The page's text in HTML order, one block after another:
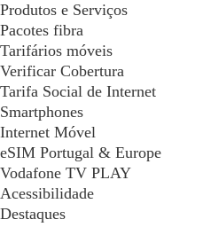
Produtos e Serviços
Pacotes fibra
Tarifários móveis
Verificar Cobertura
Tarifa Social de Internet
Smartphones
Internet Móvel
eSIM Portugal & Europe
Vodafone TV PLAY
Acessibilidade
Destaques